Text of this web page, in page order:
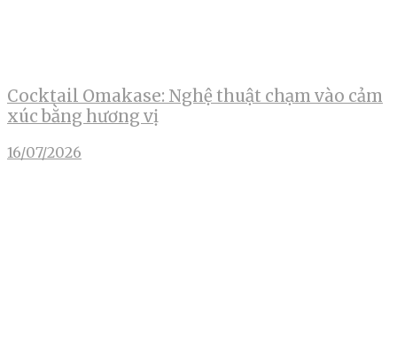
Cocktail Omakase: Nghệ thuật chạm vào cảm
xúc bằng hương vị
16/07/2026